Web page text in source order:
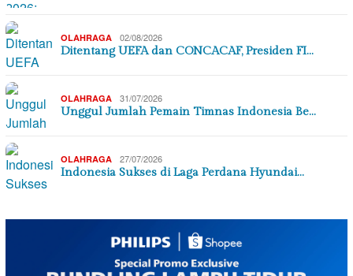
OLAHRAGA 02/08/2026
Ditentang UEFA dan CONCACAF, Presiden FI…
OLAHRAGA 31/07/2026
Unggul Jumlah Pemain Timnas Indonesia Be…
OLAHRAGA 27/07/2026
Indonesia Sukses di Laga Perdana Hyundai…